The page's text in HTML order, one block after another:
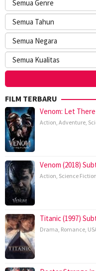
FILM TERBARU
Venom: Let
Action, Adventure,
Venom (2018)
Action, Science Fiction
Titanic (1997)
Drama, Romance,